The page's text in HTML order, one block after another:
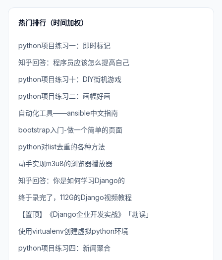
热门排行（时间加权）
python项目练习一：即时标记
知乎回答：程序员应该怎么提高自己
python项目练习十：DIY街机游戏
python项目练习二：画幅好画
自动化工具——ansible中文指南
bootstrap入门-做一个简单的页面
python对list去重的各种方法
动手实现m3u8的浏览器播放器
知乎回答：你是如何学习Django的
终于录完了，112G的Django视频教程
【置顶】《Django企业开发实战》「勘误」
使用virtualenv创建虚拟python环境
python项目练习四：新闻聚合